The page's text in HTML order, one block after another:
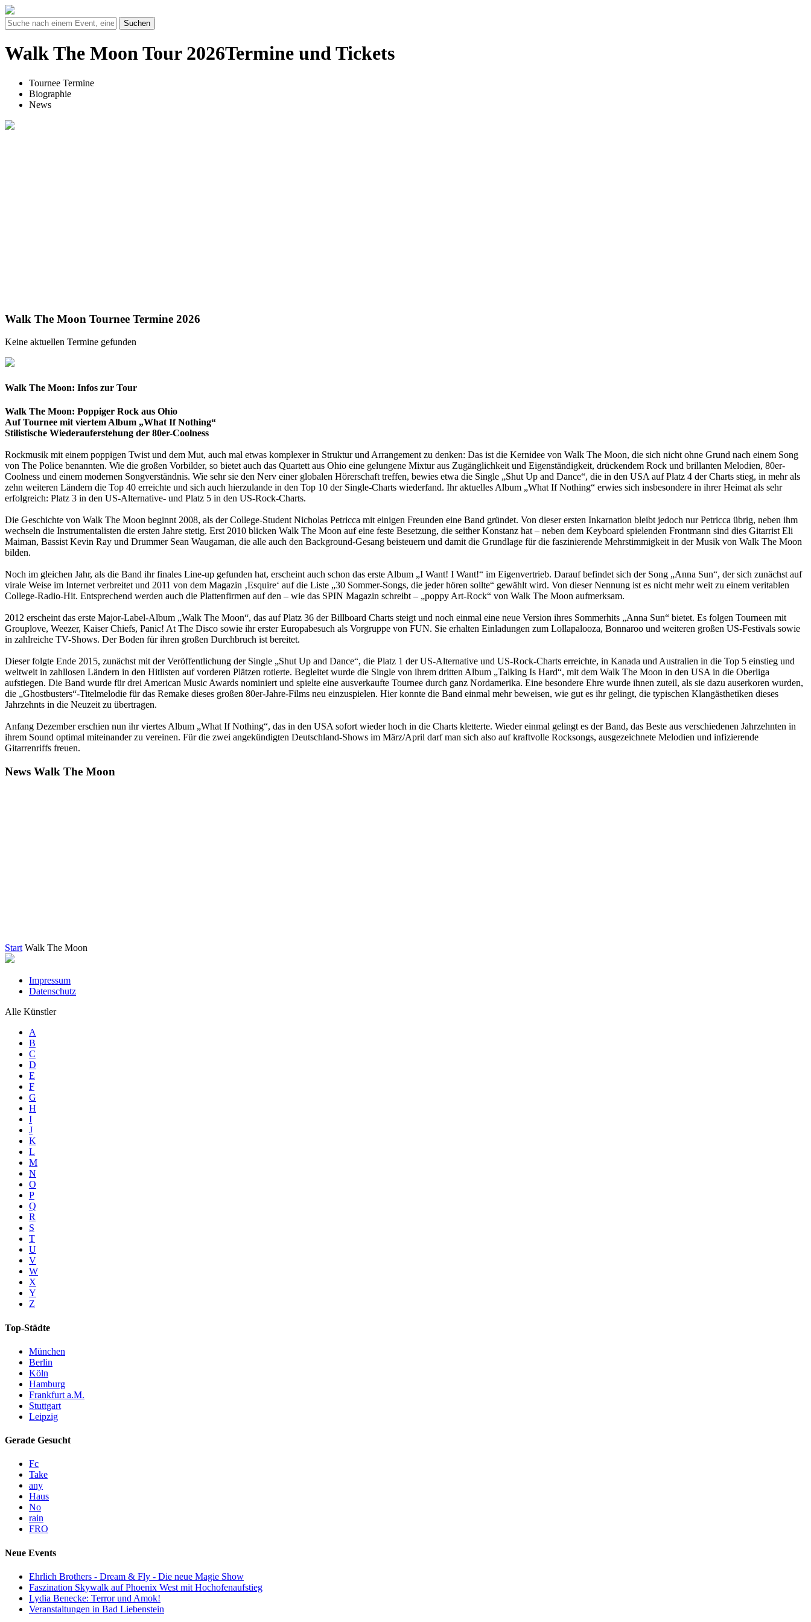
Suchen
Walk The Moon Tour 2026Termine und Tickets
Tournee Termine
Biographie
News
Walk The Moon Tournee Termine 2026
Keine aktuellen Termine gefunden
Walk The Moon: Infos zur Tour
Walk The Moon: Poppiger Rock aus Ohio
Auf Tournee mit viertem Album „What If Nothing“
Stilistische Wiederauferstehung der 80er-Coolness
Rockmusik mit einem poppigen Twist und dem Mut, auch mal etwas komplexer in Struktur und Arrangement zu denken: Das ist die Kernidee von Walk The Moon, die sich nicht ohne Grund nach einem Song
von The Police benannten. Wie die großen Vorbilder, so bietet auch das Quartett aus Ohio eine gelungene Mixtur aus Zugänglichkeit und Eigenständigkeit, drückendem Rock und brillanten Melodien, 80er-
Coolness und einem modernen Songverständnis. Wie sehr sie den Nerv einer globalen Hörerschaft treffen, bewies etwa die Single „Shut Up and Dance“, die in den USA auf Platz 4 der Charts stieg, in mehr als
zehn weiteren Ländern die Top 40 erreichte und sich auch hierzulande in den Top 10 der Single-Charts wiederfand. Ihr aktuelles Album „What If Nothing“ erwies sich insbesondere in ihrer Heimat als sehr
erfolgreich: Platz 3 in den US-Alternative- und Platz 5 in den US-Rock-Charts.
Die Geschichte von Walk The Moon beginnt 2008, als der College-Student Nicholas Petricca mit einigen Freunden eine Band gründet. Von dieser ersten Inkarnation bleibt jedoch nur Petricca übrig, neben ihm
wechseln die Instrumentalisten die ersten Jahre stetig. Erst 2010 blicken Walk The Moon auf eine feste Besetzung, die seither Konstanz hat – neben dem Keyboard spielenden Frontmann sind dies Gitarrist Eli
Maiman, Bassist Kevin Ray und Drummer Sean Waugaman, die alle auch den Background-Gesang beisteuern und damit die Grundlage für die faszinierende Mehrstimmigkeit in der Musik von Walk The Moon
bilden.
Noch im gleichen Jahr, als die Band ihr finales Line-up gefunden hat, erscheint auch schon das erste Album „I Want! I Want!“ im Eigenvertrieb. Darauf befindet sich der Song „Anna Sun“, der sich zunächst auf
virale Weise im Internet verbreitet und 2011 von dem Magazin ‚Esquire‘ auf die Liste „30 Sommer-Songs, die jeder hören sollte“ gewählt wird. Von dieser Nennung ist es nicht mehr weit zu einem veritablen
College-Radio-Hit. Entsprechend werden auch die Plattenfirmen auf den – wie das SPIN Magazin schreibt – „poppy Art-Rock“ von Walk The Moon aufmerksam.
2012 erscheint das erste Major-Label-Album „Walk The Moon“, das auf Platz 36 der Billboard Charts steigt und noch einmal eine neue Version ihres Sommerhits „Anna Sun“ bietet. Es folgen Tourneen mit
Grouplove, Weezer, Kaiser Chiefs, Panic! At The Disco sowie ihr erster Europabesuch als Vorgruppe von FUN. Sie erhalten Einladungen zum Lollapalooza, Bonnaroo und weiteren großen US-Festivals sowie
in zahlreiche TV-Shows. Der Boden für ihren großen Durchbruch ist bereitet.
Dieser folgte Ende 2015, zunächst mit der Veröffentlichung der Single „Shut Up and Dance“, die Platz 1 der US-Alternative und US-Rock-Charts erreichte, in Kanada und Australien in die Top 5 einstieg und
weltweit in zahllosen Ländern in den Hitlisten auf vorderen Plätzen rotierte. Begleitet wurde die Single von ihrem dritten Album „Talking Is Hard“, mit dem Walk The Moon in den USA in die Oberliga
aufstiegen. Die Band wurde für drei American Music Awards nominiert und spielte eine ausverkaufte Tournee durch ganz Nordamerika. Eine besondere Ehre wurde ihnen zuteil, als sie dazu auserkoren wurden,
die „Ghostbusters“-Titelmelodie für das Remake dieses großen 80er-Jahre-Films neu einzuspielen. Hier konnte die Band einmal mehr beweisen, wie gut es ihr gelingt, die typischen Klangästhetiken dieses
Jahrzehnts in die Neuzeit zu übertragen.
Anfang Dezember erschien nun ihr viertes Album „What If Nothing“, das in den USA sofort wieder hoch in die Charts kletterte. Wieder einmal gelingt es der Band, das Beste aus verschiedenen Jahrzehnten in
ihrem Sound optimal miteinander zu vereinen. Für die zwei angekündigten Deutschland-Shows im März/April darf man sich also auf kraftvolle Rocksongs, ausgezeichnete Melodien und infizierende
Gitarrenriffs freuen.
News Walk The Moon
Start Walk The Moon
Impressum
Datenschutz
Alle Künstler
A
B
C
D
E
F
G
H
I
J
K
L
M
N
O
P
Q
R
S
T
U
V
W
X
Y
Z
Top-Städte
München
Berlin
Köln
Hamburg
Frankfurt a.M.
Stuttgart
Leipzig
Gerade Gesucht
Fc
Take
any
Haus
No
rain
FRO
Neue Events
Ehrlich Brothers - Dream & Fly - Die neue Magie Show
Faszination Skywalk auf Phoenix West mit Hochofenaufstieg
Lydia Benecke: Terror und Amok!
Veranstaltungen in Bad Liebenstein